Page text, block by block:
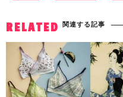
RELATED 関連する記事